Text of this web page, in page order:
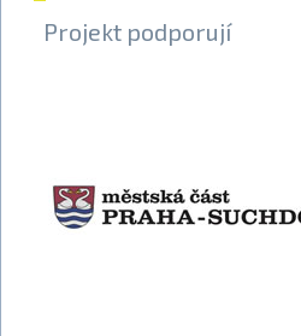
Projekt podporují